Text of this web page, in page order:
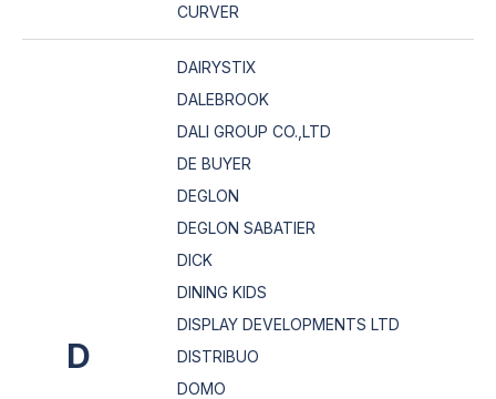
CURVER
D
DAIRYSTIX
DALEBROOK
DALI GROUP CO.,LTD
DE BUYER
DEGLON
DEGLON SABATIER
DICK
DINING KIDS
DISPLAY DEVELOPMENTS LTD
DISTRIBUO
DOMO